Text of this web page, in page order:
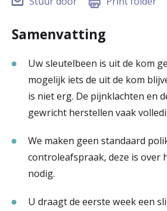
Werken & Leren bij
Samenvatting
Uw sleutelbeen is uit de kom
mogelijk iets de uit de kom
is niet erg. De pijnklachten en
gewricht herstellen vaak
We maken geen standaard
controleafspraak, deze is over
nodig.
U draagt de eerste week een